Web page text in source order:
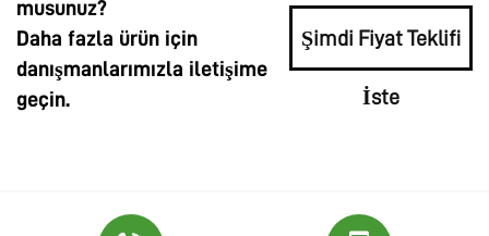
musunuz?
Daha fazla ürün için
danışmanlarımızla iletişime
geçin.
Şimdi Fiyat Teklifi
İste